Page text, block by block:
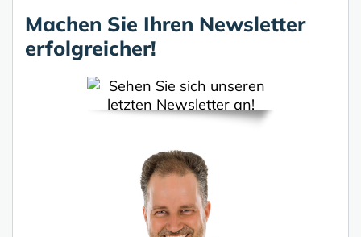
Machen Sie Ihren Newsletter
erfolgreicher!